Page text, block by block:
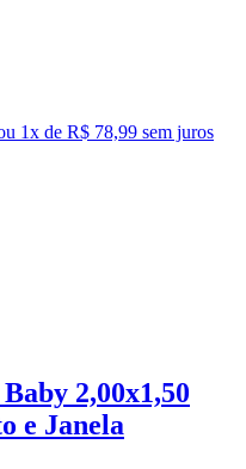
1x de R$ 78,99 sem juros
2,00x1,50
e Janela